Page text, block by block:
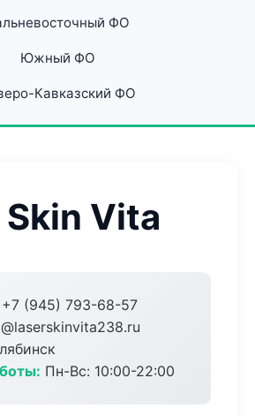
ФО
Южный ФО
Кавказский ФО
Vita
+7 (945) 793-68-57
Пн-Вс: 10:00-22:00